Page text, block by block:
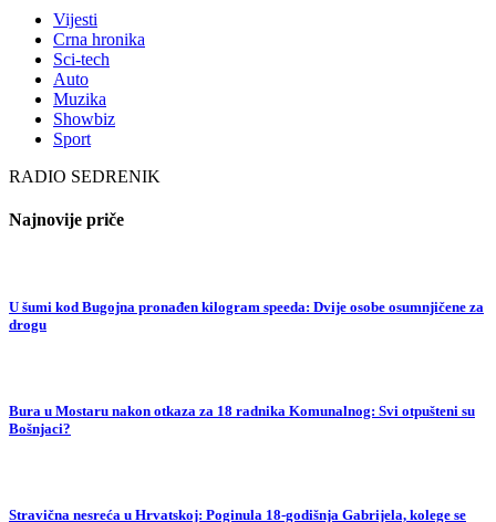
Vijesti
Crna hronika
Sci-tech
Auto
Muzika
Showbiz
Sport
RADIO SEDRENIK
Najnovije priče
U šumi kod Bugojna pronađen kilogram speeda: Dvije osobe osumnjičene za
drogu
Bura u Mostaru nakon otkaza za 18 radnika Komunalnog: Svi otpušteni su
Bošnjaci?
Stravična nesreća u Hrvatskoj: Poginula 18-godišnja Gabrijela, kolege se